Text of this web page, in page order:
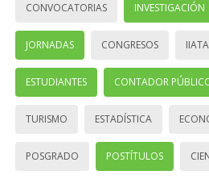
CONVOCATORIAS INVESTIGACIÓN
JORNADAS CONGRESOS IIATA
ESTUDIANTES CONTADOR
TURISMO ESTADÍSTICA
POSGRADO POSTÍTULOS